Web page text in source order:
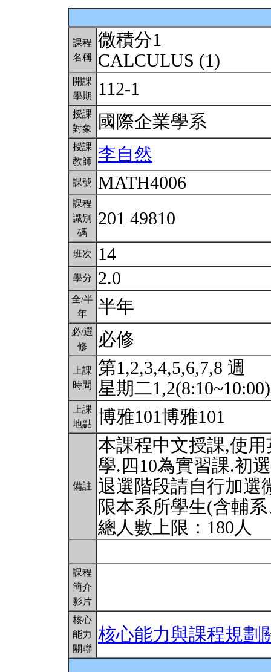
課程
名稱
微積分1
CALCULUS (1)
開課
學期
112-1
授課
對象
國際企業學系
授課
教師
李自然
課號 MATH4006
課程
識別
碼
201 49810
班次 14
學分 2.0
全/半
年
半年
必/選
修
必修
上課
時間
第1,2,3,4,5,6,7,8 週
星期二
上課
地點 博雅101博雅101
備註
本課程中文授課,使
學.四10為實習課.初
退選階段請自行加選
限本系所學生(含輔
總人數上限：180人
課程
簡介
影片
核心
能力
關聯
核心能力與課程規劃